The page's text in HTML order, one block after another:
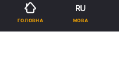
ГОЛОВНА
RU
МОВА